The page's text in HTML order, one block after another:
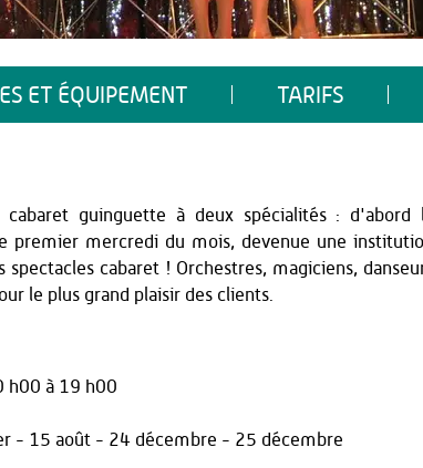
ET ÉQUIPEMENT TARIFS
guinguette à deux spécialités : d'abord
premier mercredi du mois, devenue une
spectacles cabaret ! Orchestres, magiciens,
le plus grand plaisir des clients.
h00 à 19 h00
- 15 août - 24 décembre - 25 décembre